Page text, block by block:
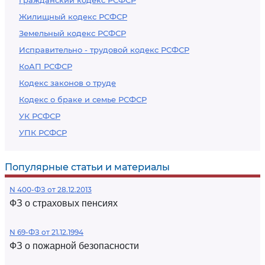
Жилищный кодекс РСФСР
Земельный кодекс РСФСР
Исправительно - трудовой кодекс РСФСР
КоАП РСФСР
Кодекс законов о труде
Кодекс о браке и семье РСФСР
УК РСФСР
УПК РСФСР
Популярные статьи и материалы
N 400-ФЗ от 28.12.2013
ФЗ о страховых пенсиях
N 69-ФЗ от 21.12.1994
ФЗ о пожарной безопасности